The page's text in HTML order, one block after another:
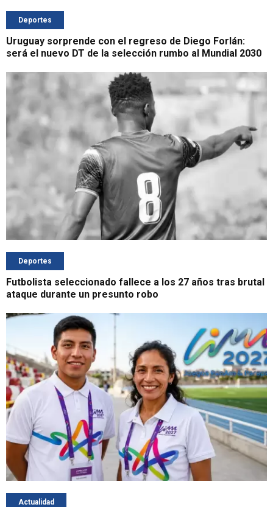
Deportes
Uruguay sorprende con el regreso de Diego Forlán:
será el nuevo DT de la selección rumbo al Mundial 2030
Deportes
Futbolista seleccionado fallece a los 27 años tras brutal
ataque durante un presunto robo
Actualidad